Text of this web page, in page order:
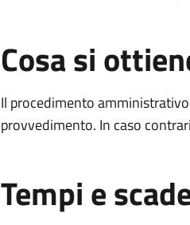
Cosa si
Il procedimento
provvedimento. In caso
Tempi e